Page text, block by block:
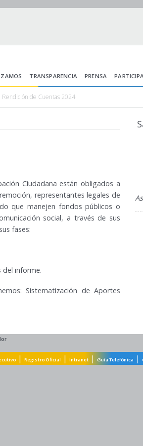
TRANSPARENCIA PRENSA
Rendición de Cuentas 2024
Ciudadana están obligados a
representantes legales de
que manejen fondos públicos o
social, a través de sus
fases:
del informe.
Sistematización de Aportes
| Registro Oficial | Intranet | Guía Telefónica |